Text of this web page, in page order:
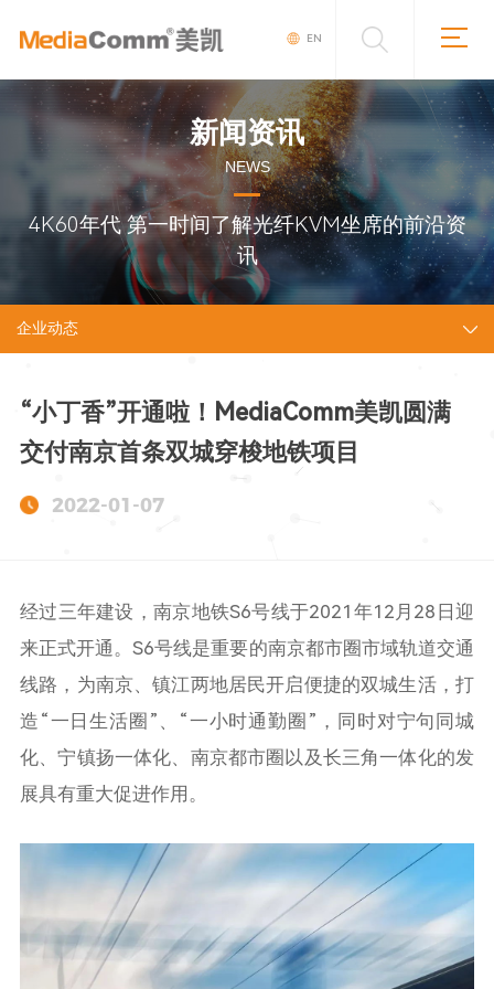
EN
新闻资讯
NEWS
4K60年代 第一时间了解光纤KVM坐席的前沿资
讯
企业动态
“小丁香”开通啦！MediaComm美凯圆满
交付南京首条双城穿梭地铁项目
2022-01-07
经过三年建设，南京地铁S6号线于2021年12月28日迎
来正式开通。S6号线是重要的南京都市圈市域轨道交通
线路，为南京、镇江两地居民开启便捷的双城生活，打
造“一日生活圈”、“一小时通勤圈”，同时对宁句同城
化、宁镇扬一体化、南京都市圈以及长三角一体化的发
展具有重大促进作用。